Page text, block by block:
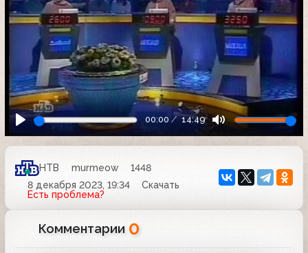
00:00 14:49
НТВ murmeow
1448
8 декабря 2023, 19:34
Скачать
Есть проблема?
Комментарии 0